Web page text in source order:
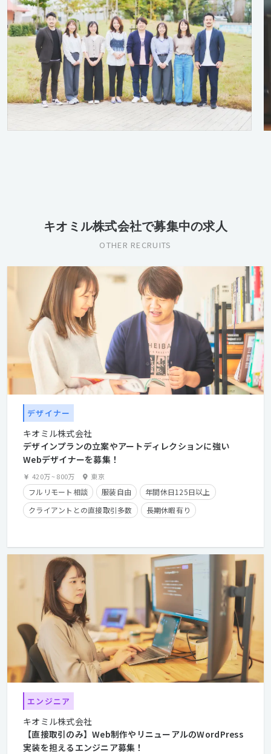
キオミル株式会社で募集中の求人
OTHER RECRUITS
デザイナー
キオミル株式会社
デザインプランの立案やアートディレクションに強い
Webデザイナーを募集！
420万~800万 東京
フルリモート相談 服装自由
年間休日125日以上
クライアントとの直接取引多数
長期休暇有り
エンジニア
キオミル株式会社
【直接取引のみ】Web制作やリニューアルのWordPress
実装を担えるエンジニア募集！